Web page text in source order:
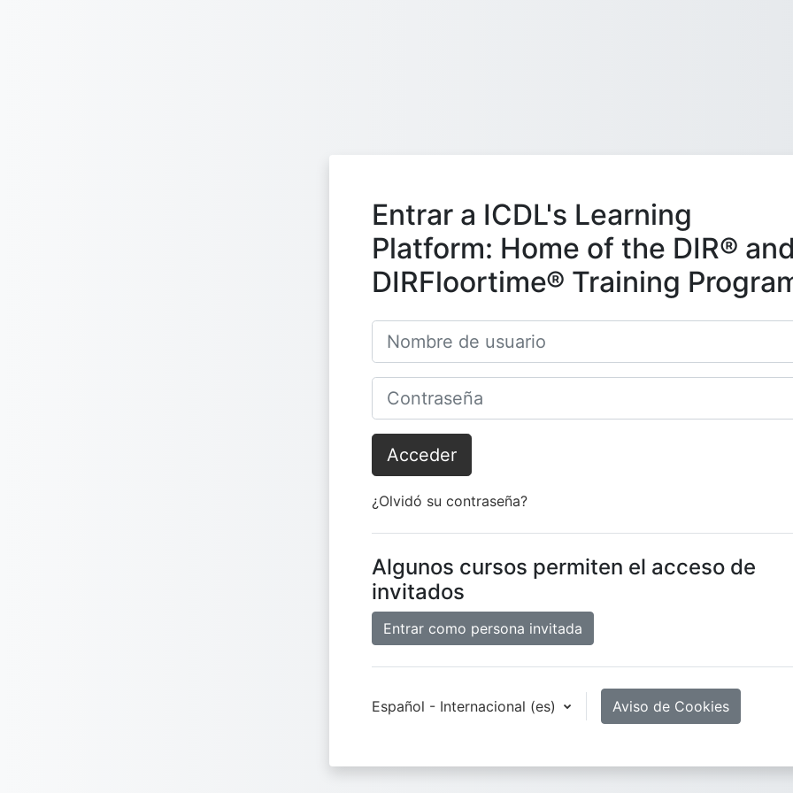
Entrar a ICDL's Learning
Platform: Home of the DIR®
DIRFloortime® Training
Acceder
¿Olvidó su contraseña?
Algunos cursos permiten el acceso de
invitados
Entrar como persona invitada
Español - Internacional ‎(es)‎ Aviso de Cookies